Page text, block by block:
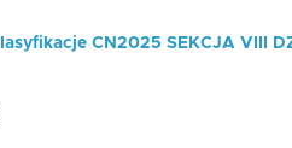
CN2025 SEKCJA VIII